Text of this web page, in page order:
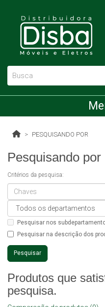
PESQUISANDO POR
Pesquisando por
Critérios da pesquisa:
Pesquisar nos
Pesquisar na descrição dos
Produtos que
pesquisa.